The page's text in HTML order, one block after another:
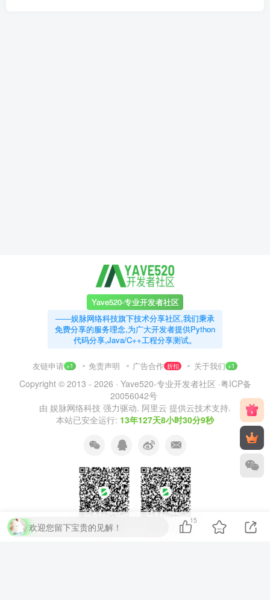
Yave520-专业开发者社区
——娱脉网络科技旗下技术分享社区,我们秉承
免费分享的服务理念,为广大开发者提供Python
代码分享,Java/C++工程分享测试。
友链申请 +1 免责声明 广告合作 折扣 关于我们 +1
Copyright © 2013 - 2026 · Yave520-专业开发者社区 ·粤ICP备
20056042号
由 娱脉网络科技 强力驱动. 阿里云 提供云技术支持.
本站已安全运行: 13年127天8小时30分9秒
扫码加QQ群 扫码加微信
欢迎您留下宝贵的见解！
15